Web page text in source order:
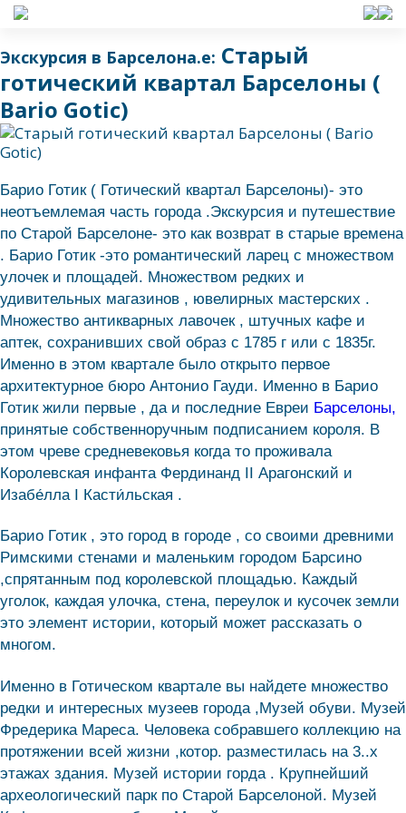
Экскурсия в Барселона.е: Старый
готический квартал Барселоны (
Bario Gotic)
Барио Готик ( Готический квартал Барселоны)- это
неотъемлемая часть города .Экскурсия и путешествие
по Старой Барселоне- это как возврат в старые времена
. Барио Готик -это романтический ларец с множеством
улочек и площадей. Множеством редких и
удивительных магазинов , ювелирных мастерских .
Множество антикварных лавочек , штучных кафе и
аптек, сохранивших свой образ с 1785 г или с 1835г.
Именно в этом квартале было открыто первое
архитектурное бюро Антонио Гауди. Именно в Барио
Готик жили первые , да и последние Евреи Барселоны,
принятые собственноручным подписанием короля. В
этом чреве средневековья когда то проживала
Королевская инфанта Фердинанд II Арагонский и
Изабе́лла I Касти́льская .
Барио Готик , это город в городе , со своими древними
Римскими стенами и маленьким городом Барсино
,спрятанным под королевской площадью. Каждый
уголок, каждая улочка, стена, переулок и кусочек земли
это элемент истории, который может рассказать о
многом.
Именно в Готическом квартале вы найдете множество
редки и интересных музеев города ,Музей обуви. Музей
Фредерика Мареса. Человека собравшего коллекцию на
протяжении всей жизни ,котор. разместилась на 3..х
этажах здания. Музей истории горда . Крупнейший
археологический парк по Старой Барселоной. Музей